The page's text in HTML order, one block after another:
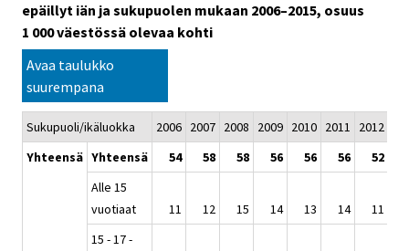
epäillyt iän ja sukupuolen mukaan 2006–2015, osuus
1 000 väestössä olevaa kohti
Avaa taulukko
suurempana
Sukupuoli/ikäluokka 2006 2007 2008 2009 2010 2011 2012
Yhteensä Yhteensä 54 58 58 56 56 56 52
Alle 15
vuotiaat
11 12 15 14 13 14 11
15 - 17 -